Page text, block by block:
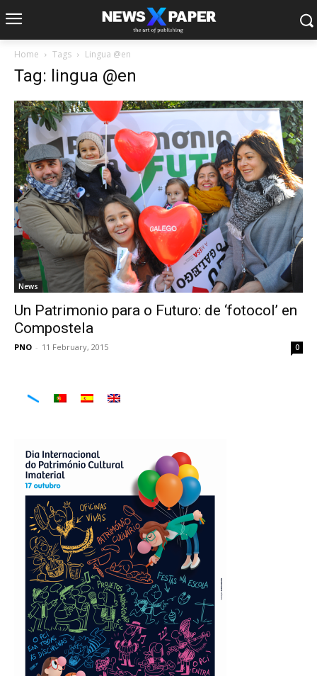
Home Tags Lingua @en
Tag: lingua @en
News
Un Patrimonio para o Futuro: de ‘fotocol’ en
Compostela
PNO - 11 February, 2015 0